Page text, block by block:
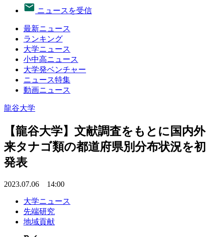
ニュースを受信
最新ニュース
ランキング
大学ニュース
小中高ニュース
大学発ベンチャー
ニュース特集
動画ニュース
龍谷大学
【龍谷大学】文献調査をもとに国内外
来タナゴ類の都道府県別分布状況を初
発表
2023.07.06 14:00
大学ニュース
先端研究
地域貢献